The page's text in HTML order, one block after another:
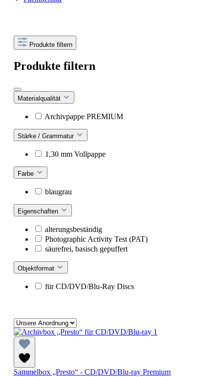
Produkte filtern
Produkte filtern
Materialqualität
Archivpappe PREMIUM
Stärke / Grammatur
1,30 mm Vollpappe
Farbe
blaugrau
Eigenschaften
alterungsbeständig
Photographic Activity Test (PAT)
säurefrei, basisch gepuffert
Objektformat
für CD/DVD/Blu-Ray Discs
Sammelbox „Presto“ - CD/DVD/Blu-ray Premium